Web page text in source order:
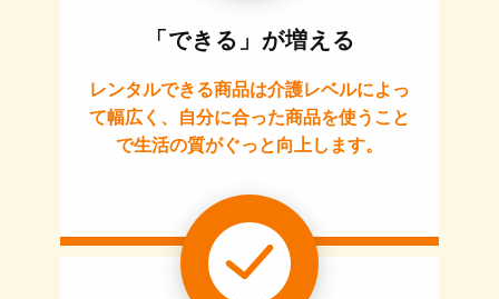
「できる」が増える
レンタルできる商品は介護レベルによっ
て幅広く、自分に合った商品を使うこと
で生活の質がぐっと向上します。